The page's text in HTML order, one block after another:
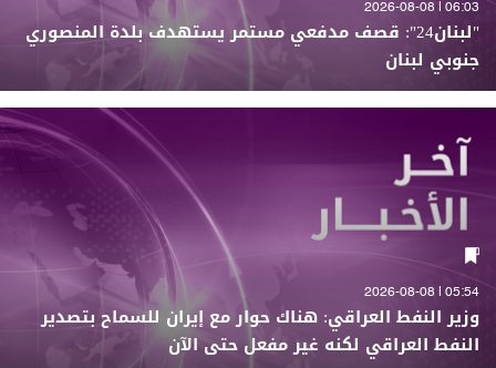
06:03 | 2026-08-08
"لبنان24": قصف مدفعي مستمر يستهدف بلدة المنصوري
جنوبي لبنان
05:54 | 2026-08-08
وزير النفط العراقي: هناك حوار مع إيران للسماح بتصدير
النفط العراقي لكنه غير مفعل حتى الآن